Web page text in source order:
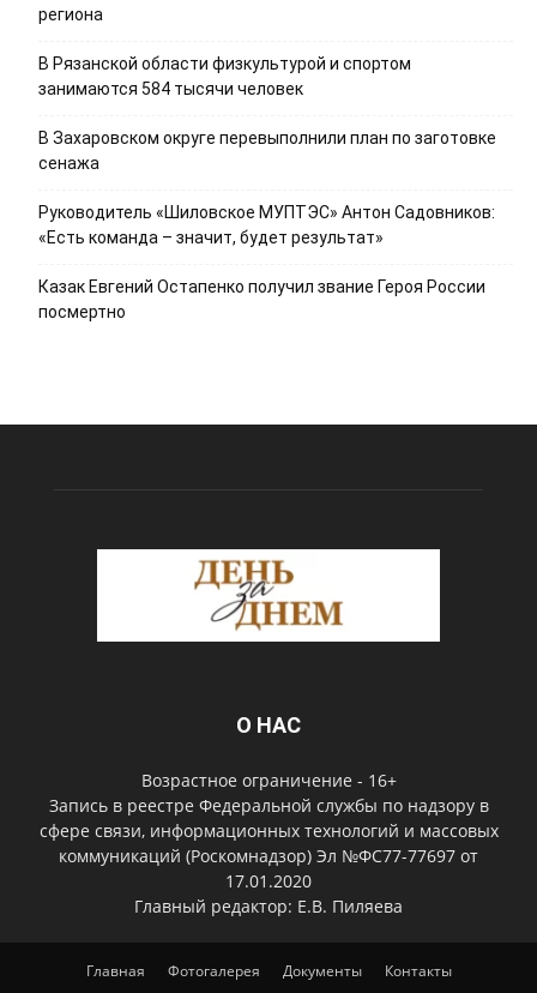
региона
В Рязанской области физкультурой и спортом
занимаются 584 тысячи человек
В Захаровском округе перевыполнили план по заготовке
сенажа
Руководитель «Шиловское МУПТЭС» Антон Садовников:
«Есть команда – значит, будет результат»
Казак Евгений Остапенко получил звание Героя России
посмертно
О НАС
Возрастное ограничение - 16+
Запись в реестре Федеральной службы по надзору в
сфере связи, информационных технологий и массовых
коммуникаций (Роскомнадзор) Эл №ФС77-77697 от
17.01.2020
Главный редактор: Е.В. Пиляева
Главная Фотогалерея Документы Контакты